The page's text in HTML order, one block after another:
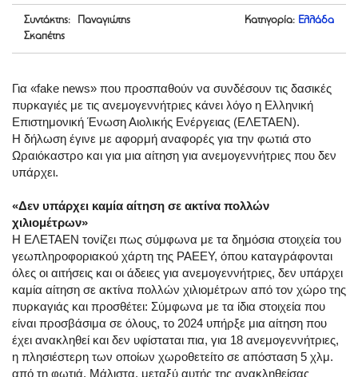
Συντάκτης: Παναγιώτης
Σκαπέτης
Κατηγορία: Ελλάδα
Για «fake news» που προσπαθούν να συνδέσουν τις δασικές
πυρκαγιές με τις ανεμογεννήτριες κάνει λόγο η Ελληνική
Επιστημονική Ένωση Αιολικής Ενέργειας (ΕΛΕΤΑΕΝ).
Η δήλωση έγινε με αφορμή αναφορές για την φωτιά στο
Ωραιόκαστρο και για μια αίτηση για ανεμογεννήτριες που δεν
υπάρχει.
«Δεν υπάρχει καμία αίτηση σε ακτίνα πολλών
χιλιομέτρων»
Η ΕΛΕΤΑΕΝ τονίζει πως σύμφωνα με τα δημόσια στοιχεία του
γεωπληροφοριακού χάρτη της ΡΑΕΕΥ, όπου καταγράφονται
όλες οι αιτήσεις και οι άδειες για ανεμογεννήτριες, δεν υπάρχει
καμία αίτηση σε ακτίνα πολλών χιλιομέτρων από τον χώρο της
πυρκαγιάς και προσθέτει: Σύμφωνα με τα ίδια στοιχεία που
είναι προσβάσιμα σε όλους, το 2024 υπήρξε μια αίτηση που
έχει ανακληθεί και δεν υφίσταται πια, για 18 ανεμογεννήτριες,
η πλησιέστερη των οποίων χωροθετείτο σε απόσταση 5 χλμ.
από τη φωτιά. Μάλιστα, μεταξύ αυτής της ανακληθείσας